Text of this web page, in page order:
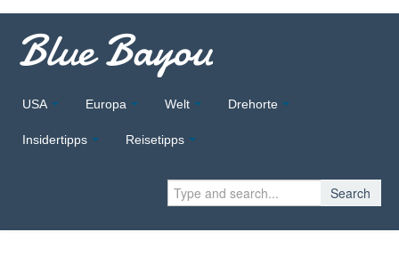
Blue Bayou
USA Europa Welt Drehorte
Insidertipps Reisetipps
Search